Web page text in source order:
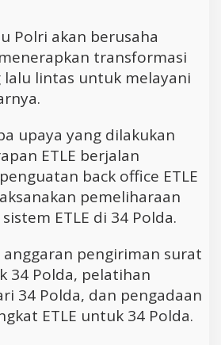
Polri akan berusaha
transformasi
lintas untuk melayani
upaya yang dilakukan
ETLE berjalan
back office ETLE
pemeliharaan
ETLE di 34 Polda.
anggaran pengiriman surat
34 Polda, pelatihan
34 Polda, dan pengadaan
ETLE untuk 34 Polda.